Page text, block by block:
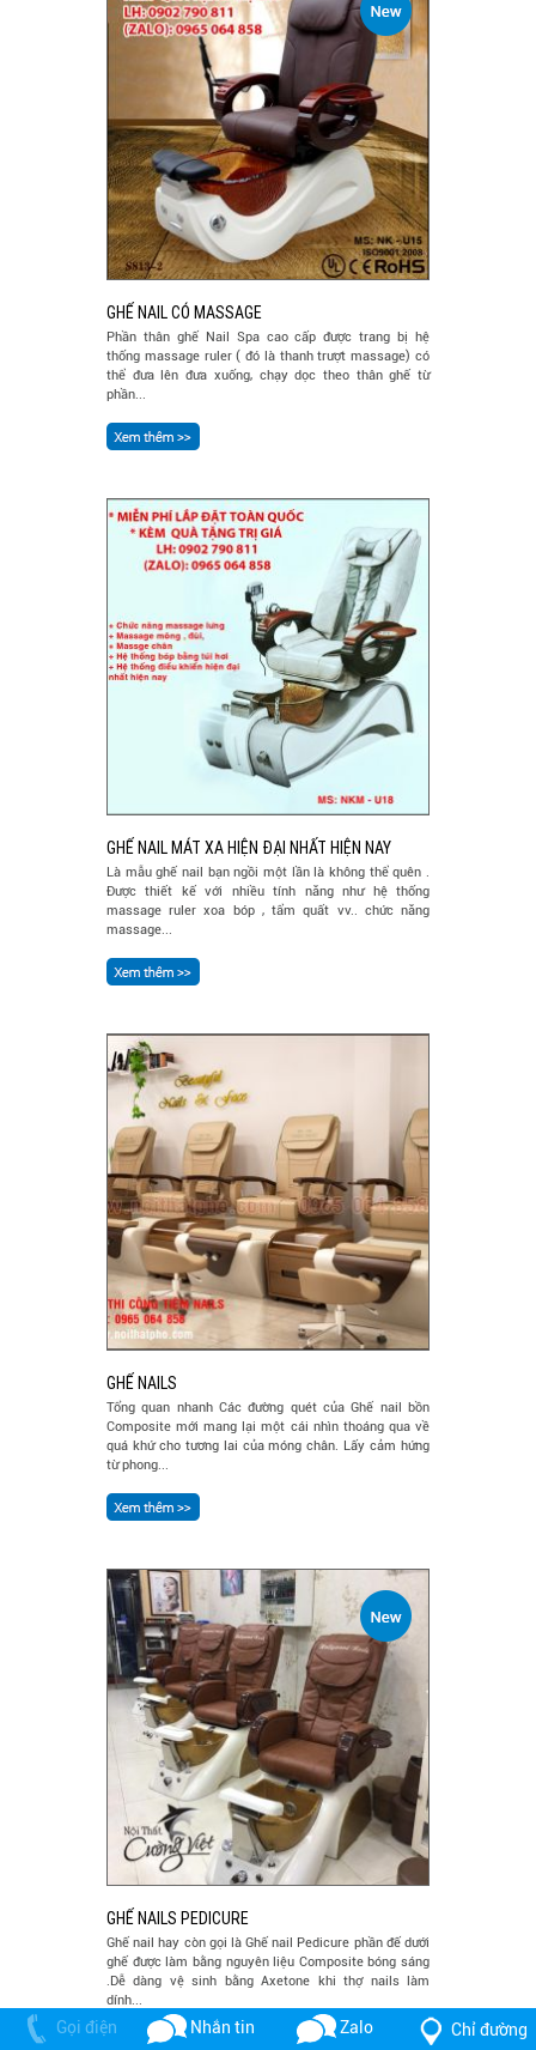
GHẾ NAIL CÓ MASSAGE
Phần thân ghế Nail Spa cao cấp được trang bị hệ
thống massage ruler ( đó là thanh trượt massage) có
thể đưa lên đưa xuống, chạy dọc theo thân ghế từ
phần...
GHẾ NAIL MÁT XA HIỆN ĐẠI NHẤT HIỆN NAY
Là mẫu ghế nail bạn ngồi một lần là không thể quên .
Được thiết kế với nhiều tính năng như hệ thống
massage ruler xoa bóp , tẩm quất vv.. chức năng
massage...
GHẾ NAILS
Tổng quan nhanh Các đường quét của Ghế nail bồn
Composite mới mang lại một cái nhìn thoáng qua về
quá khứ cho tương lai của móng chân. Lấy cảm hứng
từ phong...
GHẾ NAILS PEDICURE
Ghế nail hay còn gọi là Ghế nail Pedicure phần đế dưới
ghế được làm bằng nguyên liệu Composite bóng sáng
.Dễ dàng vệ sinh bằng Axetone khi thợ nails làm
dính...
Gọi điện Nhắn tin Chỉ đường
Zalo